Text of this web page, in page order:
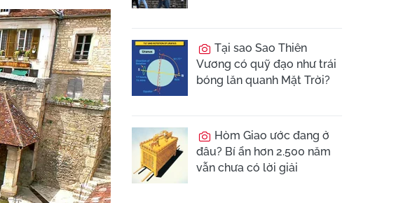
Tại sao Sao Thiên
Vương có quỹ đạo như trái
bóng lăn quanh Mặt Trời?
Hòm Giao ước đang ở
đâu? Bí ẩn hơn 2.500 năm
vẫn chưa có lời giải